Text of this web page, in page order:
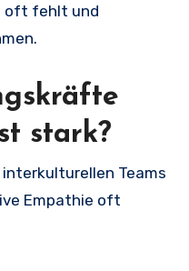
oft fehlt und
stark?
Teams
Empathie oft